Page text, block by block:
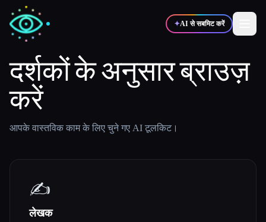
✦AI से सबमिट करें
✍️लेखक 🎨
💻डेवलपर्स 📈मार्केटर्स
दर्शकों के अनुसार ब्राउज़
करें
आपके वास्तविक काम के लिए चुने गए AI टूलकिट।
✍️
लेखक